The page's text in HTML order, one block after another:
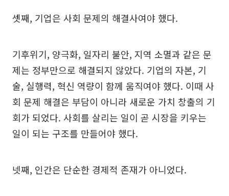
셋째, 기업은 사회 문제의 해결사여야 했다.
기후위기, 양극화, 일자리 불안, 지역 소멸과 같은 문
제는 정부만으로 해결되지 않았다. 기업의 자본, 기
술, 실행력, 혁신 역량이 함께 움직여야 했다. 이때 사
회 문제 해결은 부담이 아니라 새로운 가치 창출의 기
회가 되었다. 사회를 살리는 일이 곧 시장을 키우는
일이 되는 구조를 만들어야 했다.
넷째, 인간은 단순한 경제적 존재가 아니었다.